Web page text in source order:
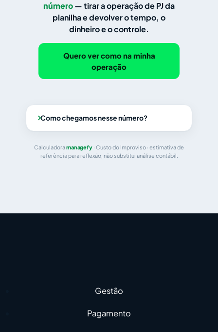
número— tirar a operação de PJ da
planilha e devolver o tempo, o
dinheiro e o controle.
Quero ver como na minha
operação
Como chegamos nesse número?
Calculadoramanagefy· Custo do Improviso · estimativa de
referência para reflexão, não substitui análise contábil.
Gestão
Pagamento